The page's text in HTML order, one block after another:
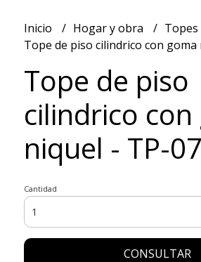
Inicio Hogar y obra
Tope de piso cilindrico con goma
Tope de piso
cilindrico con
niquel - TP-07
Cantidad
CONSULTAR